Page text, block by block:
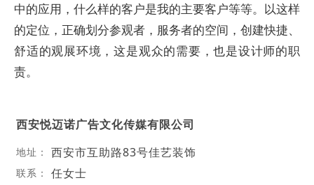
中的应用，什么样的客户是我的主要客户等等。以这样
的定位，正确划分参观者，服务者的空间，创建快捷、
舒适的观展环境，这是观众的需要，也是设计师的职
责。
西安悦迈诺广告文化传媒有限公司
地址： 西安市互助路83号佳艺装饰
联系： 任女士